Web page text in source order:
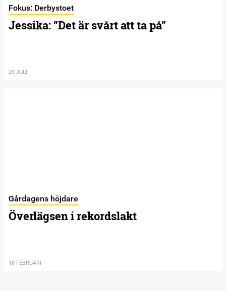
Fokus: Derbystoet
Jessika: ”Det är svårt att ta på”
29 JULI
Gårdagens höjdare
Överlägsen i rekordslakt
18 FEBRUARI